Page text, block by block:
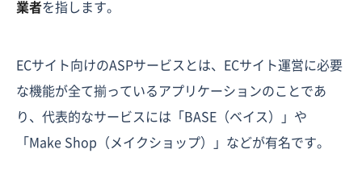
業者を指します。
ECサイト向けのASPサービスとは、ECサイト運営に必要
な機能が全て揃っているアプリケーションのことであ
り、代表的なサービスには「BASE（ベイス）」や
「Make Shop（メイクショップ）」などが有名です。